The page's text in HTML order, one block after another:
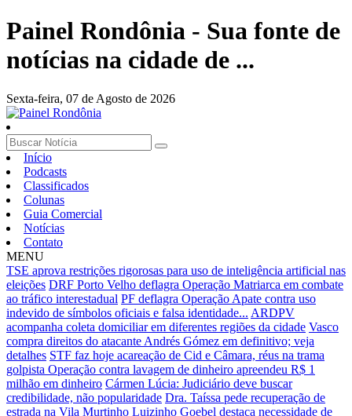
Painel Rondônia - Sua fonte de
notícias na cidade de ...
Sexta-feira, 07 de Agosto de 2026
Início
Podcasts
Classificados
Colunas
Guia Comercial
Notícias
Contato
MENU
TSE aprova restrições rigorosas para uso de inteligência artificial nas
eleições DRF Porto Velho deflagra Operação Matriarca em combate
ao tráfico interestadual PF deflagra Operação Apate contra uso
indevido de símbolos oficiais e falsa identidade... ARDPV
acompanha coleta domiciliar em diferentes regiões da cidade Vasco
compra direitos do atacante Andrés Gómez em definitivo; veja
detalhes STF faz hoje acareação de Cid e Câmara, réus na trama
golpista Operação contra lavagem de dinheiro apreendeu R$ 1
milhão em dinheiro Cármen Lúcia: Judiciário deve buscar
credibilidade, não popularidade Dra. Taíssa pede recuperação de
estrada na Vila Murtinho Luizinho Goebel destaca necessidade de